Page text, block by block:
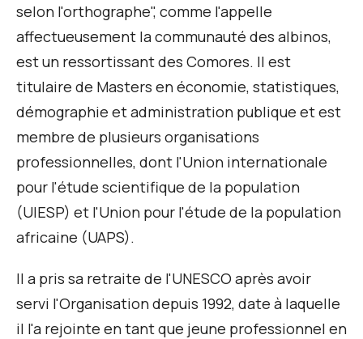
selon l'orthographe", comme l'appelle
affectueusement la communauté des albinos,
est un ressortissant des Comores. Il est
titulaire de Masters en économie, statistiques,
démographie et administration publique et est
membre de plusieurs organisations
professionnelles, dont l'Union internationale
pour l'étude scientifique de la population
(UIESP) et l'Union pour l'étude de la population
africaine (UAPS).
Il a pris sa retraite de l'UNESCO après avoir
servi l'Organisation depuis 1992, date à laquelle
il l'a rejointe en tant que jeune professionnel en